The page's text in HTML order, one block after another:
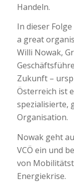
Handeln.
In dieser
a great
Willi Nowak,
Zukunft –
Österreich ist
spezialisierte,
Organisation.
Nowak geht
VCÖ ein und
von
Energiekrise.